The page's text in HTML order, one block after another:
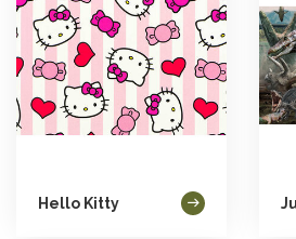
Hello Kitty